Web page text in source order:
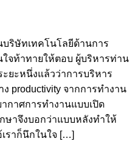
บริษัทเทคโนโลยีด้านการ
จท้าทายให้ตอบ ผู้บริหารท่าน
ยะหนึ่งแล้วว่าการบริหาร
productivity จากการทำงาน
กาศการทำงานแบบเปิด
ษาจึงบอกว่าแบบหลังทำให้
เราก็นึกในใจ […]